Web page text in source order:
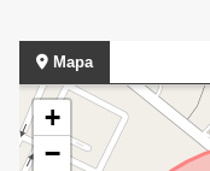
Mapa
+
−